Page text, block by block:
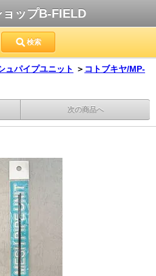
ップB-FIELD
検索
ュパイプユニット ＞ コトブキヤ/MP-
次の商品へ